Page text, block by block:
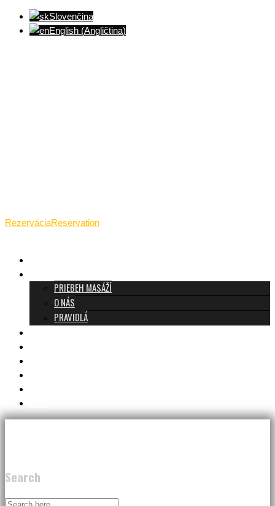
Slovenčina
English (Angličtina)
RezerváciaReservation
PRIEBEH MASÁŽÍ
O NÁS
PRAVIDLÁ
Search